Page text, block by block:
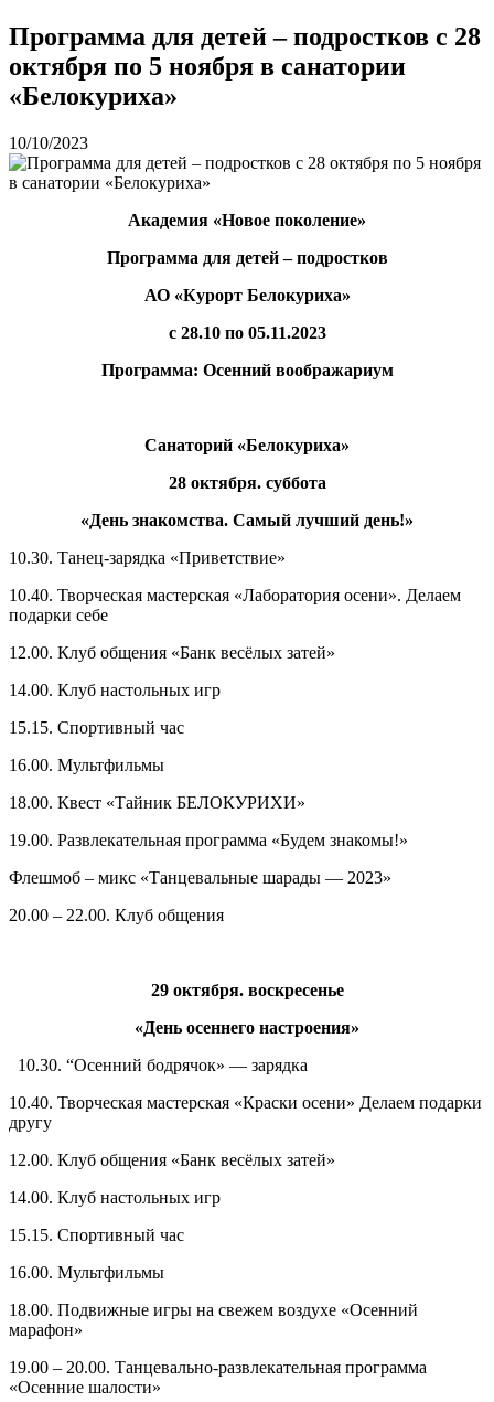
Программа для детей – подростков с 28
октября по 5 ноября в санатории
«Белокуриха»
10/10/2023
Академия «Новое поколение»
Программа для детей – подростков
АО «Курорт Белокуриха»
с 28.10 по 05.11.2023
Программа: Осенний воображариум
Санаторий «Белокуриха»
28 октября. суббота
«День знакомства. Самый лучший день!»
10.30. Танец-зарядка «Приветствие»
10.40. Творческая мастерская «Лаборатория осени». Делаем
подарки себе
12.00. Клуб общения «Банк весёлых затей»
14.00. Клуб настольных игр
15.15. Спортивный час
16.00. Мультфильмы
18.00. Квест «Тайник БЕЛОКУРИХИ»
19.00. Развлекательная программа «Будем знакомы!»
Флешмоб – микс «Танцевальные шарады — 2023»
20.00 – 22.00. Клуб общения
29 октября. воскресенье
«День осеннего настроения»
10.30. “Осенний бодрячок» — зарядка
10.40. Творческая мастерская «Краски осени» Делаем подарки
другу
12.00. Клуб общения «Банк весёлых затей»
14.00. Клуб настольных игр
15.15. Спортивный час
16.00. Мультфильмы
18.00. Подвижные игры на свежем воздухе «Осенний
марафон»
19.00 – 20.00. Танцевально-развлекательная программа
«Осенние шалости»